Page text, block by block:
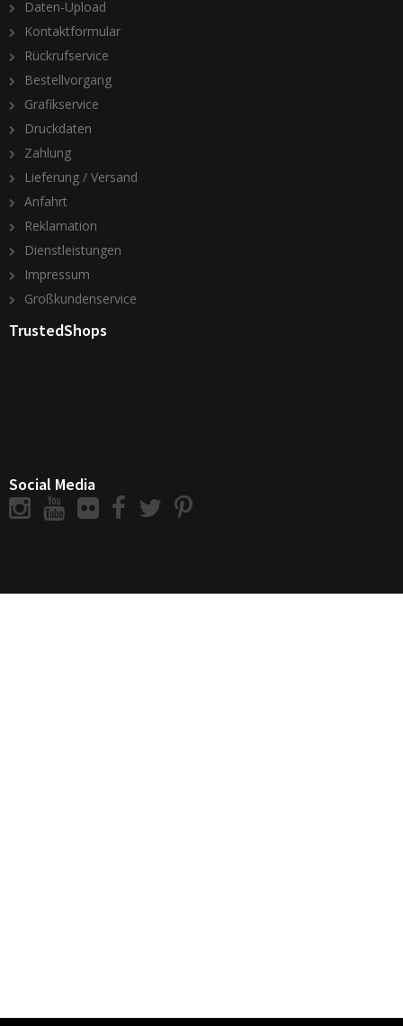
Daten-Upload
Kontaktformular
Rückrufservice
Bestellvorgang
Grafikservice
Druckdaten
Zahlung
Lieferung / Versand
Anfahrt
Reklamation
Dienstleistungen
Impressum
Großkundenservice
TrustedShops
Social Media